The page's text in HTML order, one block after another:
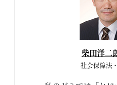
柴田洋二
社会保障法